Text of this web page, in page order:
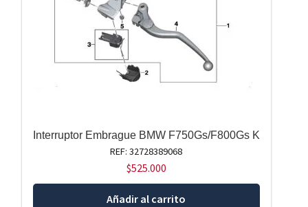
Interruptor Embrague BMW F750Gs/F800Gs K
REF: 32728389068
$525.000
Añadir al carrito